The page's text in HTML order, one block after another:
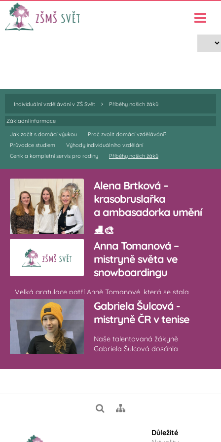
Individuální vzdělávání v ZŠ Svět › Příběhy našich žáků
Základní informace
Jak začít s domácí výukou
Proč zvolit domácí vzdělávání?
Průvodce studiem
Výhody individuálního vzdělání
Ceník a kompletní servis pro rodiny
Příběhy našich žáků
Alena Brtková –
krasobruslařka
a ambasadorka umění
⛸️🎨
Naše žákyně Alena Brtková se
věnuje krasobruslení, kde
dosahuje skvělých výsledků
Anna Tomanová –
mistryně světa ve
snowboardingu
Velká gratulace patří Anně Tomanové, která se stala
mistryní světa ve snowboardingu! Svým výkonem
ukázala obrovský talent,Gabriela Šulcová -
mistryně ČR v tenise
Naše talentovaná žákyně
Gabriela Šulcová dosáhla
úspěchu! Už od 14 let se věnuje
Důležité